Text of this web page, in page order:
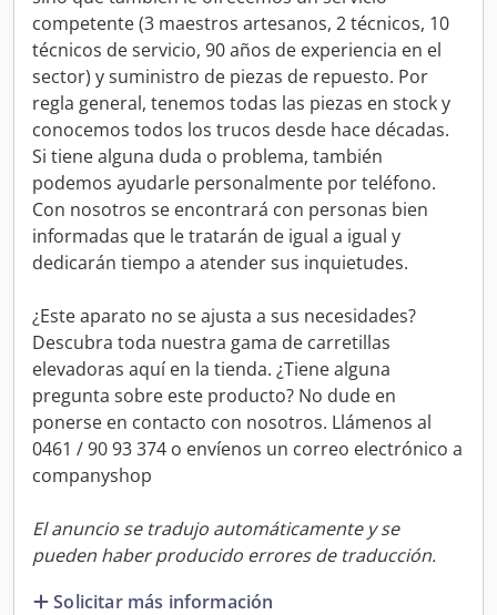
competente (3 maestros artesanos, 2 técnicos, 10
técnicos de servicio, 90 años de experiencia en el
sector) y suministro de piezas de repuesto. Por
regla general, tenemos todas las piezas en stock y
conocemos todos los trucos desde hace décadas.
Si tiene alguna duda o problema, también
podemos ayudarle personalmente por teléfono.
Con nosotros se encontrará con personas bien
informadas que le tratarán de igual a igual y
dedicarán tiempo a atender sus inquietudes.
¿Este aparato no se ajusta a sus necesidades?
Descubra toda nuestra gama de carretillas
elevadoras aquí en la tienda. ¿Tiene alguna
pregunta sobre este producto? No dude en
ponerse en contacto con nosotros. Llámenos al
0461 / 90 93 374 o envíenos un correo electrónico a
companyshop
El anuncio se tradujo automáticamente y se
pueden haber producido errores de traducción.
Solicitar más información